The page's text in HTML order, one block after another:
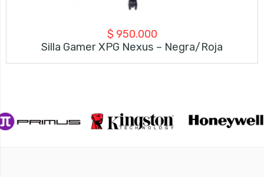
$ 950.000
Silla Gamer XPG Nexus – Negra/Roja